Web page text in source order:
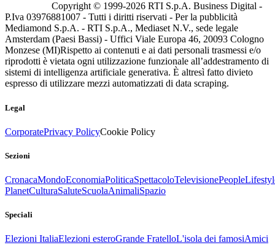
Copyright © 1999-2026 RTI S.p.A. Business Digital -
P.Iva 03976881007 - Tutti i diritti riservati - Per la pubblicità
Mediamond S.p.A. - RTI S.p.A., Mediaset N.V., sede legale
Amsterdam (Paesi Bassi) - Uffici Viale Europa 46, 20093 Cologno
Monzese (MI)Rispetto ai contenuti e ai dati personali trasmessi e/o
riprodotti è vietata ogni utilizzazione funzionale all’addestramento di
sistemi di intelligenza artificiale generativa. È altresì fatto divieto
espresso di utilizzare mezzi automatizzati di data scraping.
Legal
CorporatePrivacy PolicyCookie Policy
Sezioni
CronacaMondoEconomiaPoliticaSpettacoloTelevisionePeople
PlanetCulturaSaluteScuolaAnimaliSpazio
Speciali
Elezioni ItaliaElezioni esteroGrande FratelloL'isola dei famosiAmici